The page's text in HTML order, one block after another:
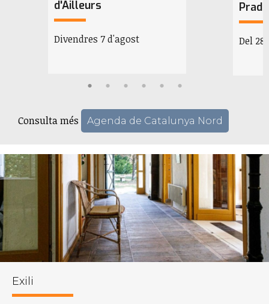
d'Ailleurs
Divendres 7 d'agost
Prada
Del
Consulta més Agenda de Catalunya Nord
Exili